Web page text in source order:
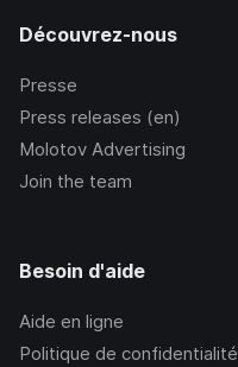
Découvrez-nous
Presse
Press releases (en)
Molotov Advertising
Join the team
Besoin d'aide
Aide en ligne
Politique de confidentialité